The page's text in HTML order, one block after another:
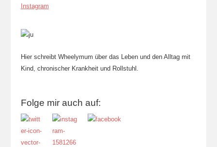
Instagram
Hier schreibt Wheelymum über das Leben und den Alltag mit
Kind, chronischer Krankheit und Rollstuhl.
Folge mir auch auf: